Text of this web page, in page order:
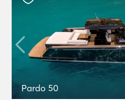
Pardo 50